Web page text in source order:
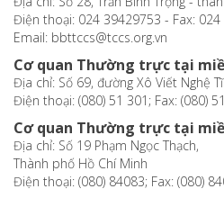
Điện thoại: 024 39429753 - Fax:
Email: bbttccs@tccs.org.vn
Cơ quan Thường trực tại
Địa chỉ: Số 69, đường Xô Viết Nghệ
Điện thoại: (080) 51 301; Fax: (080)
Cơ quan Thường trực tại
Địa chỉ: Số 19 Phạm Ngọc Thạch,
Thành phố Hồ Chí Minh
Điện thoại: (080) 84083; Fax: (080)